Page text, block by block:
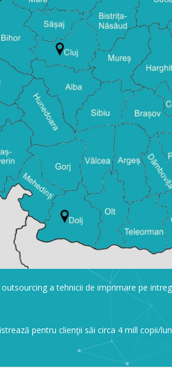
outsourcing a tehnicii de imprimare pe
pentru clienţii săi circa 4 mill copii/